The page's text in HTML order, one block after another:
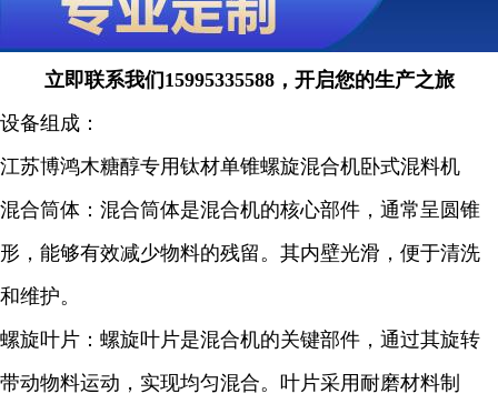
立即联系我们15995335588，开启您的生产之旅
设备组成：
江苏博鸿木糖醇专用钛材单锥螺旋混合机卧式混料机
混合筒体：混合筒体是混合机的核心部件，通常呈圆锥
形，能够有效减少物料的残留。其内壁光滑，便于清洗
和维护。
螺旋叶片：螺旋叶片是混合机的关键部件，通过其旋转
带动物料运动，实现均匀混合。叶片采用耐磨材料制